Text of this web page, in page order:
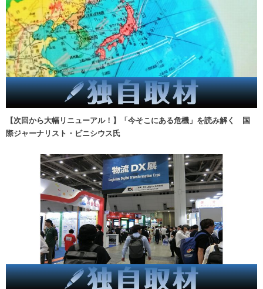
【次回から大幅リニューアル！】「今そこにある危機」を読み解く 国
際ジャーナリスト・ビニシウス氏